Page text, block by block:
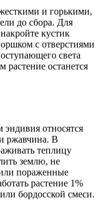
и горькими,
до сбора. Для
кустик
с отверстиями
света
растение останется
относятся
ржавчина. В
теплицу
землю, не
пораженные
растение 1%
бордосской смеси.